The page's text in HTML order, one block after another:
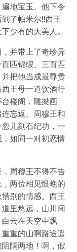
地宝玉。他下令
了帕米尔!!西王
少有的大美人。
并带上了奇珍异
匹锦缎、三百匹
把他当成最尊贵
王母一道饮酒行
楼阁，雕梁画
忘返。周穆王和
儿刻石纪功，一
如同一对初恋情
周穆王不得不告
两位相见恨晚的
别的情感。西王
里悠远，山川间
云在天空中飘
重的山啊路途遥
隔两地！啊，假